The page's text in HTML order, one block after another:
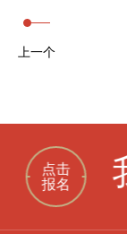
上一个
我要